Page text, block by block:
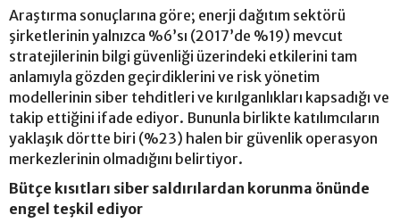
Araştırma sonuçlarına göre; enerji dağıtım sektörü
şirketlerinin yalnızca %6’sı (2017’de %19) mevcut
stratejilerinin bilgi güvenliği üzerindeki etkilerini tam
anlamıyla gözden geçirdiklerini ve risk yönetim
modellerinin siber tehditleri ve kırılganlıkları kapsadığı ve
takip ettiğini ifade ediyor. Bununla birlikte katılımcıların
yaklaşık dörtte biri (%23) halen bir güvenlik operasyon
merkezlerinin olmadığını belirtiyor.
Bütçe kısıtları siber saldırılardan korunma önünde
engel teşkil ediyor